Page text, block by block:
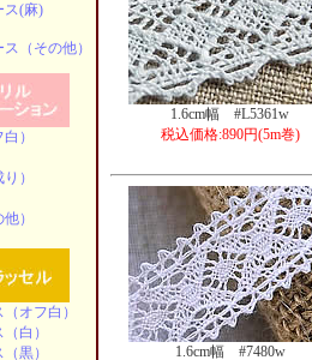
ス(麻)
（その他）
）
）
）
オフ白）
白）
黒）
1.6cm幅 #L5361w
税込価格:890円(5m巻)
1.6cm幅 #7480w